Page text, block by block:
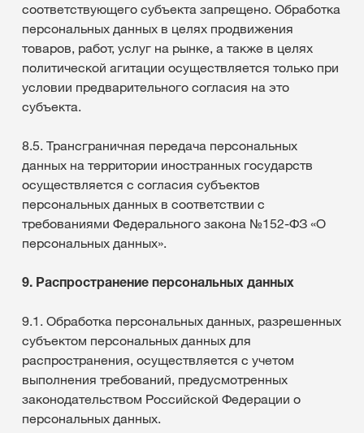
соответствующего субъекта запрещено. Обработка
персональных данных в целях продвижения
товаров, работ, услуг на рынке, а также в целях
политической агитации осуществляется только при
условии предварительного согласия на это
субъекта.
8.5. Трансграничная передача персональных
данных на территории иностранных государств
осуществляется с согласия субъектов
персональных данных в соответствии с
требованиями Федерального закона №152-ФЗ «О
персональных данных».
9. Распространение персональных данных
9.1. Обработка персональных данных, разрешенных
субъектом персональных данных для
распространения, осуществляется с учетом
выполнения требований, предусмотренных
законодательством Российской Федерации о
персональных данных.